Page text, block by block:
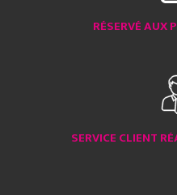
RÉSERVÉ AUX
SERVICE CLIENT